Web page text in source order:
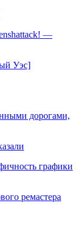
—
Уэс]
дорогами,
графики
ремастера